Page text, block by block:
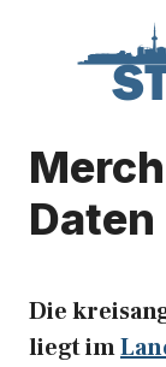
Die
liegt im